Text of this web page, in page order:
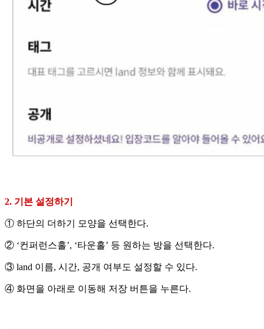
2. 기본 설정하기
① 하단의 더하기 모양을 선택한다.
② ‘컨퍼런스홀’, ‘타운홀’ 등 원하는 방을 선택한다.
③ land 이름, 시간, 공개 여부도 설정할 수 있다.
④ 화면을 아래로 이동해 저장 버튼을 누른다.